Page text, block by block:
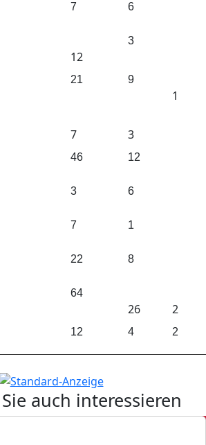
7 6
12
3
21 9
1
7 3
46 12
3 6
7 1
22 8
64
26 2
12 4 2
auch interessieren